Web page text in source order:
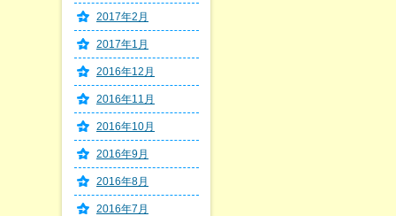
2017年2月
2017年1月
2016年12月
2016年11月
2016年10月
2016年9月
2016年8月
2016年7月